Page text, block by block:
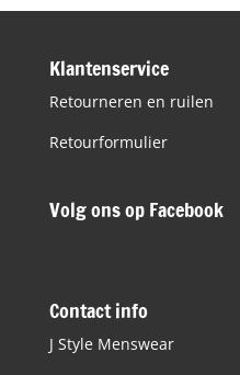
€17,50
Klantenservice
Retourneren en ruilen
Retourformulier
Volg ons op Facebook
Contact info
J Style Menswear